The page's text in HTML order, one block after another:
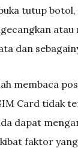
tutup botol,
dan
membaca
Card tidak
dapat
faktor yang